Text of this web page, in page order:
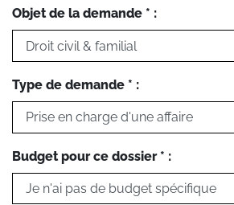
Objet de la demande * :
Type de demande * :
Budget pour ce dossier * :